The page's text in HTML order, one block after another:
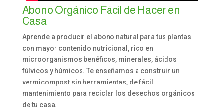
Abono Orgánico Fácil de Hacer en
Casa
Aprende a producir el abono natural para tus plantas
con mayor contenido nutricional, rico en
microorganismos benéficos, minerales, ácidos
fúlvicos y húmicos. Te enseñamos a construir un
vermicompost sin herramientas, de fácil
mantenimiento para reciclar los desechos orgánicos
de tu casa.